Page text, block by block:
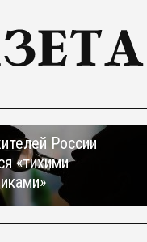
России
«тихими